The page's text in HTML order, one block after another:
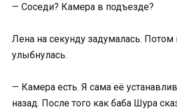
— Соседи? Камера в подъезде?
Лена на секунду задумалась.
улыбнулась.
— Камера есть. Я сама её
назад. После того как баба Шура